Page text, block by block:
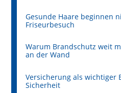
Gesunde Haare beginnen
Friseurbesuch
Warum Brandschutz weit
an der Wand
Versicherung als wichtiger
Sicherheit